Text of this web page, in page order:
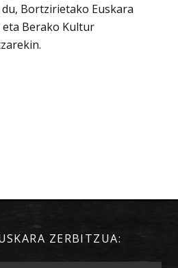
Bortzirietako Euskara
Berako Kultur
ZERBITZUA: